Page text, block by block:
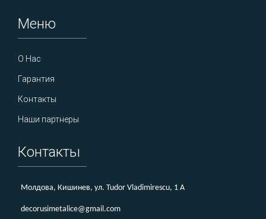
Меню
О Нас
Гарантия
Контакты
Наши партнеры
Контакты
Молдова, Кишинев, ул. Tudor Vladimirescu, 1 A
decorusimetalice@gmail.com